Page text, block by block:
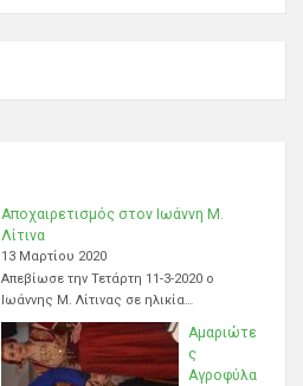
Αποχαιρετισμός στον Ιωάννη Μ.
Λίτινα
13 Μαρτίου 2020
Απεβίωσε την Τετάρτη 11-3-2020 ο
Ιωάννης Μ. Λίτινας σε ηλικία…
Αμαριώτε
ς
Αγροφύλα